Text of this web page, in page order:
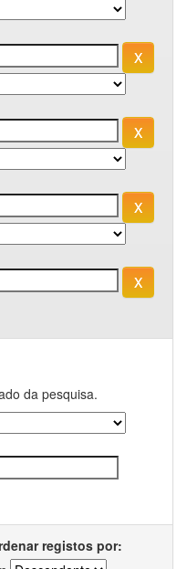
da pesquisa.
registos por: